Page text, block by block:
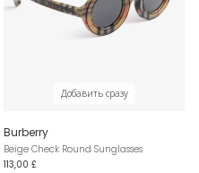
Добавить сразу
Burberry
Beige Check Round Sunglasses
113,00 £